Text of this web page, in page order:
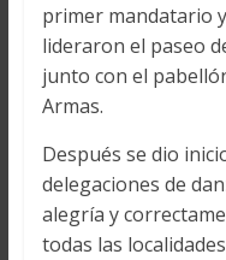
primer mandatario
lideraron el paseo
junto con el
Armas.
Después se dio
delegaciones de
alegría y
todas las